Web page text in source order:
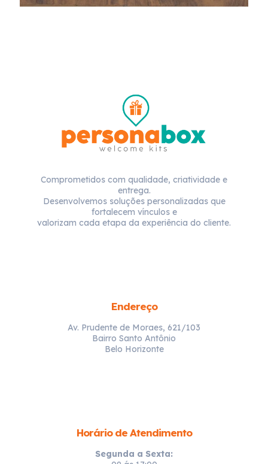
Comprometidos com qualidade, criatividade e
entrega.
Desenvolvemos soluções personalizadas que
fortalecem vínculos e
valorizam cada etapa da experiência do cliente.
Endereço
Av. Prudente de Moraes, 621/103
Bairro Santo Antônio
Belo Horizonte
Horário de Atendimento
Segunda a Sexta: